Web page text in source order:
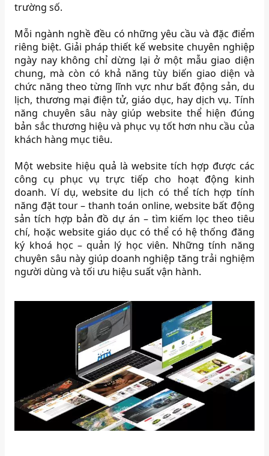
trường số.
Mỗi ngành nghề đều có những yêu cầu và đặc điểm
riêng biệt. Giải pháp thiết kế website chuyên nghiệp
ngày nay không chỉ dừng lại ở một mẫu giao diện
chung, mà còn có khả năng tùy biến giao diện và
chức năng theo từng lĩnh vực như bất động sản, du
lịch, thương mại điện tử, giáo dục, hay dịch vụ. Tính
năng chuyên sâu này giúp website thể hiện đúng
bản sắc thương hiệu và phục vụ tốt hơn nhu cầu của
khách hàng mục tiêu.
Một website hiệu quả là website tích hợp được các
công cụ phục vụ trực tiếp cho hoạt động kinh
doanh. Ví dụ, website du lịch có thể tích hợp tính
năng đặt tour – thanh toán online, website bất động
sản tích hợp bản đồ dự án – tìm kiếm lọc theo tiêu
chí, hoặc website giáo dục có thể có hệ thống đăng
ký khoá học – quản lý học viên. Những tính năng
chuyên sâu này giúp doanh nghiệp tăng trải nghiệm
người dùng và tối ưu hiệu suất vận hành.